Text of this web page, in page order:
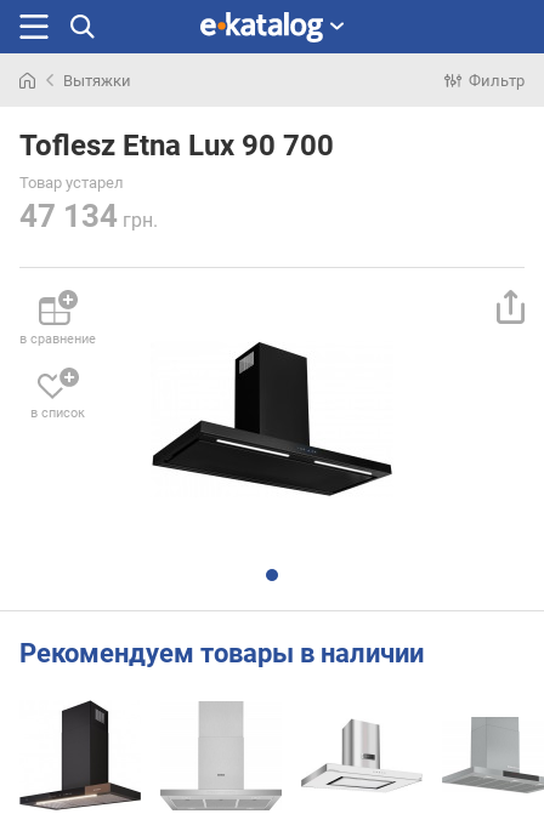
раньше
Вытяжки Фильтр
Toflesz Etna Lux 90 700
Товар устарел
47 134 грн.
в сравнение
в список
Рекомендуем товары в наличии